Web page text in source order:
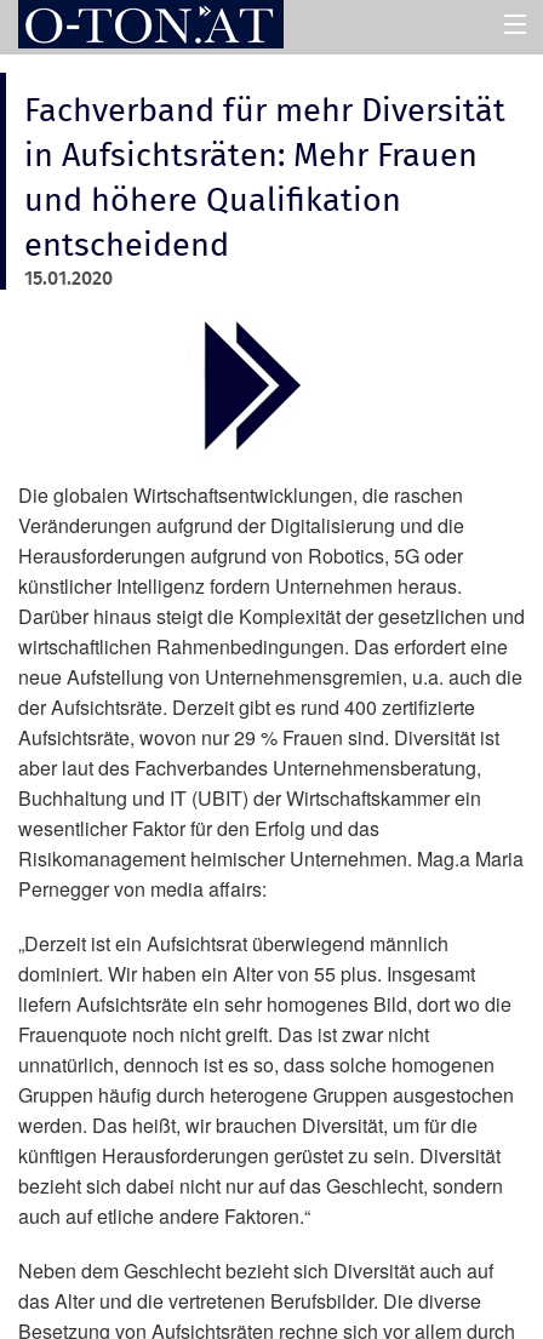
PRESSEMAPPEN
ASSISTENT
Fachverband für mehr Diversität
in Aufsichtsräten: Mehr Frauen
und höhere Qualifikation
entscheidend
15.01.2020
Die globalen Wirtschaftsentwicklungen, die raschen
Veränderungen aufgrund der Digitalisierung und die
Herausforderungen aufgrund von Robotics, 5G oder
künstlicher Intelligenz fordern Unternehmen heraus.
Darüber hinaus steigt die Komplexität der gesetzlichen und
wirtschaftlichen Rahmenbedingungen. Das erfordert eine
neue Aufstellung von Unternehmensgremien, u.a. auch die
der Aufsichtsräte. Derzeit gibt es rund 400 zertifizierte
Aufsichtsräte, wovon nur 29 % Frauen sind. Diversität ist
aber laut des Fachverbandes Unternehmensberatung,
Buchhaltung und IT (UBIT) der Wirtschaftskammer ein
wesentlicher Faktor für den Erfolg und das
Risikomanagement heimischer Unternehmen. Mag.a Maria
Pernegger von media affairs:
„Derzeit ist ein Aufsichtsrat überwiegend männlich
dominiert. Wir haben ein Alter von 55 plus. Insgesamt
liefern Aufsichtsräte ein sehr homogenes Bild, dort wo die
Frauenquote noch nicht greift. Das ist zwar nicht
unnatürlich, dennoch ist es so, dass solche homogenen
Gruppen häufig durch heterogene Gruppen ausgestochen
werden. Das heißt, wir brauchen Diversität, um für die
künftigen Herausforderungen gerüstet zu sein. Diversität
bezieht sich dabei nicht nur auf das Geschlecht, sondern
auch auf etliche andere Faktoren.“
Neben dem Geschlecht bezieht sich Diversität auch auf
das Alter und die vertretenen Berufsbilder. Die diverse
Besetzung von Aufsichtsräten rechne sich vor allem durch